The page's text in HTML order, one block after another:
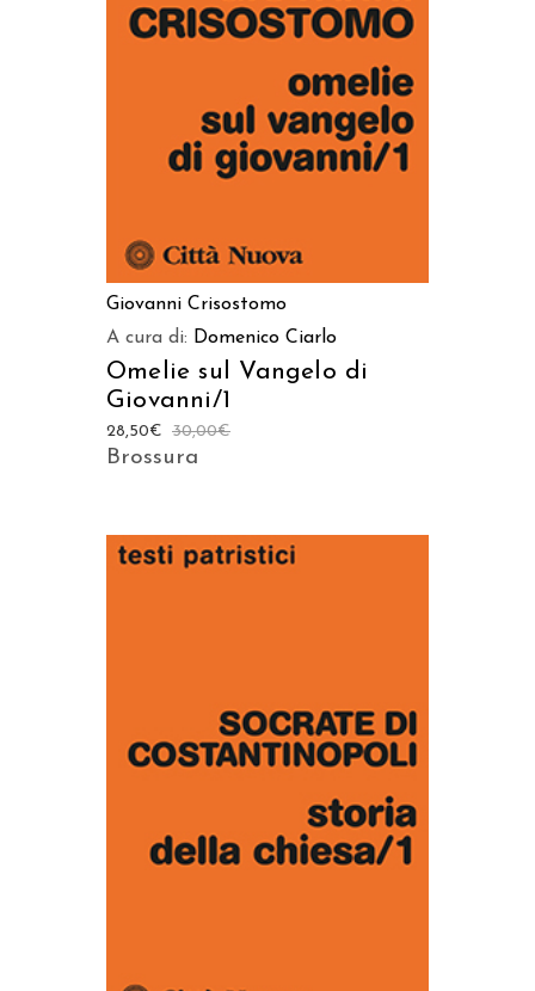
AGGIUNGI AL CARRELLO
Giovanni Crisostomo
A cura di: Domenico Ciarlo
Omelie sul Vangelo di
Giovanni/1
30,00€
28,50€
Brossura